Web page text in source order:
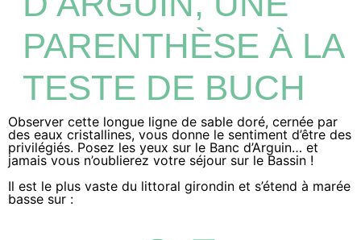
PARENTHÈSE À LA
TESTE DE BUCH
Observer cette longue ligne de sable doré, cernée par
des eaux cristallines, vous donne le sentiment d’être des
privilégiés. Posez les yeux sur le Banc d’Arguin… et
jamais vous n’oublierez votre séjour sur le Bassin !
Il est le plus vaste du littoral girondin et s’étend à marée
basse sur :